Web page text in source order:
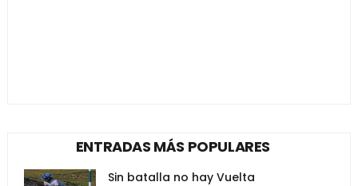
ENTRADAS MÁS POPULARES
Sin batalla no hay Vuelta